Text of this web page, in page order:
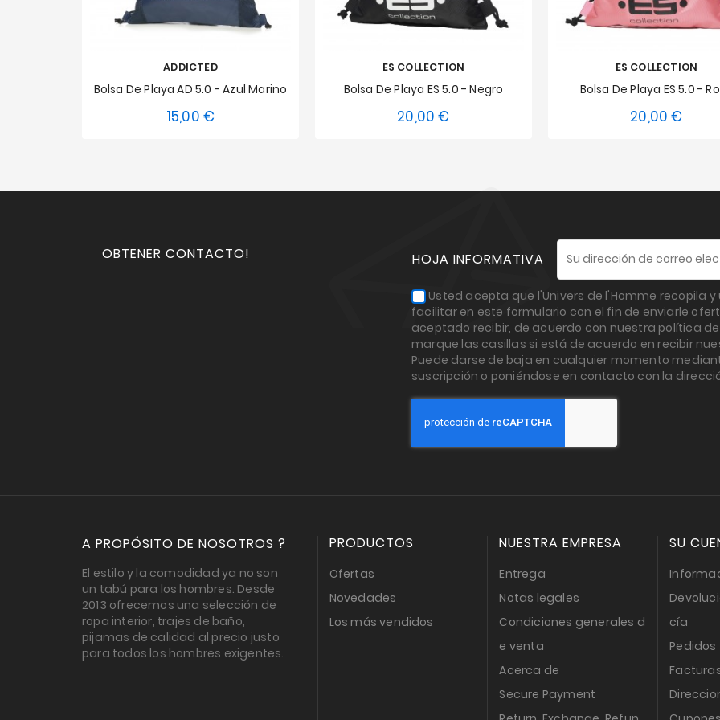
ADDICTED
Bolsa De Playa AD 5.0 - Azul Marino
15,00 €
Talla única
ES COLLECTION
Bolsa De Playa ES 5.0 - Negro
20,00 €
ES COLLECTION
Bolsa De Playa ES 5.0 -
20,00 €
OBTENER CONTACTO! HOJA INFORMATIVA
Usted acepta que l'Univers de l'Homme recopila
facilitar en este formulario con el fin de enviarle
aceptado recibir, de acuerdo con nuestra política
marque las casillas si está de acuerdo en recibir
Puede darse de baja en cualquier momento
suscripción o poniéndose en contacto con la
A PROPÓSITO DE NOSOTROS ?
El estilo y la comodidad ya no son
un tabú para los hombres. Desde
2013 ofrecemos una selección de
ropa interior, trajes de baño,
pijamas de calidad al precio justo
para todos los hombres exigentes.
PRODUCTOS
Ofertas
Novedades
Los más vendidos
NUESTRA EMPRESA
Entrega
Notas legales
Condiciones generales d
e venta
Acerca de
Secure Payment
SU
cía
Pedidos